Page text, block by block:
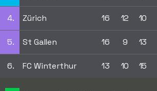
4. Zürich 16 12 10
5. St Gallen 16 9 13
6. FC Winterthur 13 10 15